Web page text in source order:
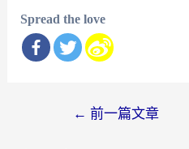
Spread the love
← 前一篇文章